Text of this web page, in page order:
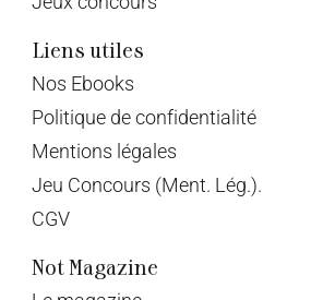
Liens utiles
Nos Ebooks
Politique de confidentialité
Mentions légales
Jeu Concours (Ment. Lég.).
CGV
Not Magazine